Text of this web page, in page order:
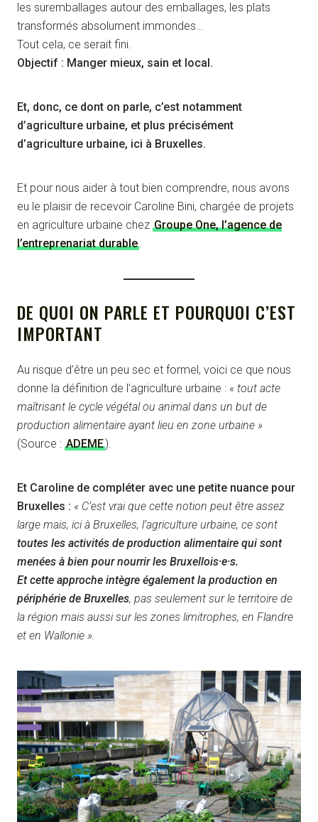
les suremballages autour des emballages, les plats
transformés absolument immondes…
Tout cela, ce serait fini.
Objectif : Manger mieux, sain et local.
Et, donc, ce dont on parle, c’est notamment
d’agriculture urbaine, et plus précisément
d’agriculture urbaine, ici à Bruxelles.
Et pour nous aider à tout bien comprendre, nous avons
eu le plaisir de recevoir Caroline Bini, chargée de projets
en agriculture urbaine chez Groupe One, l’agence de
l’entreprenariat durable.
DE QUOI ON PARLE ET POURQUOI C’EST
IMPORTANT
Au risque d’être un peu sec et formel, voici ce que nous
donne la définition de l’agriculture urbaine : « tout acte
maîtrisant le cycle végétal ou animal dans un but de
production alimentaire ayant lieu en zone urbaine »
(Source : ADEME).
Et Caroline de compléter avec une petite nuance pour
Bruxelles : « C’est vrai que cette notion peut être assez
large mais, ici à Bruxelles, l’agriculture urbaine, ce sont
toutes les activités de production alimentaire qui sont
menées à bien pour nourrir les Bruxellois·e·s.
Et cette approche intègre également la production en
périphérie de Bruxelles, pas seulement sur le territoire de
la région mais aussi sur les zones limitrophes, en Flandre
et en Wallonie ».